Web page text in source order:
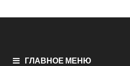
ГЛАВНОЕ МЕНЮ